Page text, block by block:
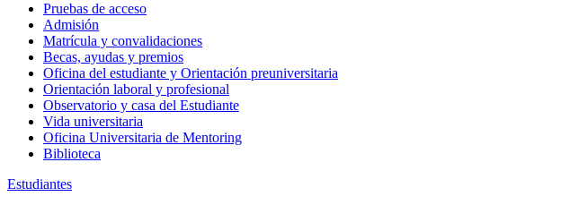
Pruebas de acceso
Admisión
Matrícula y convalidaciones
Becas, ayudas y premios
Oficina del estudiante y Orientación preuniversitaria
Orientación laboral y profesional
Observatorio y casa del Estudiante
Vida universitaria
Oficina Universitaria de Mentoring
Biblioteca
Estudiantes